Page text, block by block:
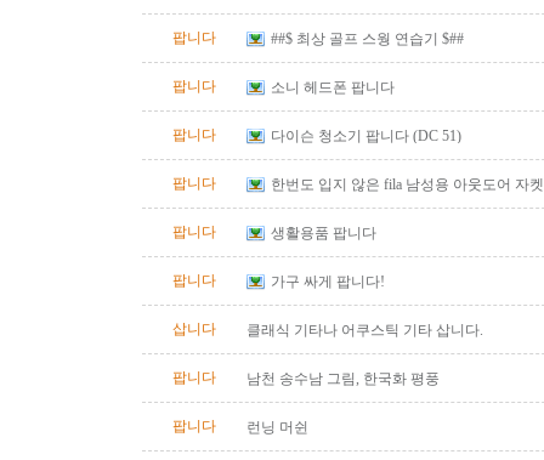
팝니다 ##$ 최상 골프 스웡 연습기 $##
팝니다 소니 헤드폰 팝니다
팝니다 다이슨 청소기 팝니다 (DC 51)
팝니다
한번도 입지 않은 fila 남성용 아웃도어 자
팝니다
생활용품 팝니다
팝니다 가구 싸게 팝니다!
삽니다 클래식 기타나 어쿠스틱 기타 삽니다.
팝니다 남천 송수남 그림, 한국화 평풍
팝니다 런닝 머쉰